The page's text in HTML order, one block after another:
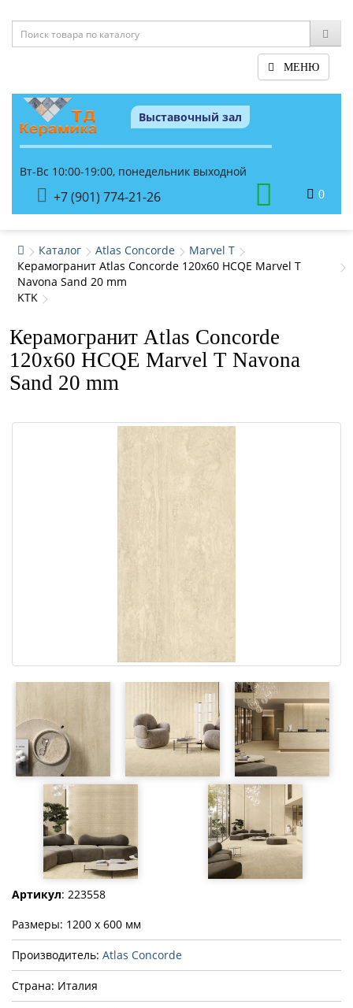
МЕНЮ
Выставочный зал
Вт-Вс 10:00-19:00, понедельник выходной
+7 (901) 774-21-26 0
Каталог Atlas Concorde
Marvel T
Керамогранит Atlas Concorde 120x60 HCQE Marvel T
Navona Sand 20 mm
KTK
Керамогранит Atlas Concorde
120x60 HCQE Marvel T Navona
Sand 20 mm
Артикул: 223558
Размеры: 1200 x 600 мм
Производитель: Atlas Concorde
Страна: Италия